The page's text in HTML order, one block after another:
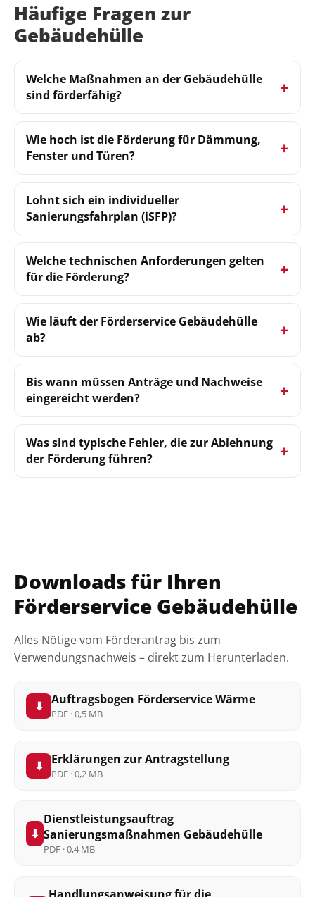
Häufige Fragen zur
Gebäudehülle
Welche Maßnahmen an der Gebäudehülle
sind förderfähig?
Wie hoch ist die Förderung für Dämmung,
Fenster und Türen?
Lohnt sich ein individueller
Sanierungsfahrplan (iSFP)?
Welche technischen Anforderungen gelten
für die Förderung?
Wie läuft der Förderservice Gebäudehülle
ab?
Bis wann müssen Anträge und Nachweise
eingereicht werden?
Was sind typische Fehler, die zur Ablehnung
der Förderung führen?
Downloads für Ihren
Förderservice Gebäudehülle
Alles Nötige vom Förderantrag bis zum
Verwendungsnachweis – direkt zum Herunterladen.
⬇ Auftragsbogen Förderservice Wärme
PDF · 0,5 MB
⬇ Erklärungen zur Antragstellung
PDF · 0,2 MB
⬇
Dienstleistungsauftrag
Sanierungsmaßnahmen Gebäudehülle
PDF · 0,4 MB